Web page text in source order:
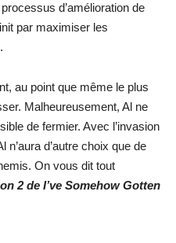
d’amélioration de
par maximiser les
au point que même le plus
Malheureusement, Al ne
de fermier. Avec l’invasion
d’autre choix que de
On vous dit tout
2 de I’ve Somehow Gotten